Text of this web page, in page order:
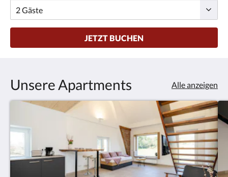
JETZT BUCHEN
Unsere Apartments Alle anzeigen